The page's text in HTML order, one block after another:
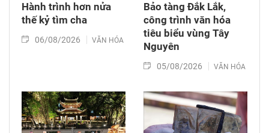
Hành trình hơn nửa
thế kỷ tìm cha
06/08/2026 VĂN HÓA
Bảo tàng Đắk Lắk,
công trình văn hóa
tiêu biểu vùng Tây
Nguyên
05/08/2026 VĂN HÓA